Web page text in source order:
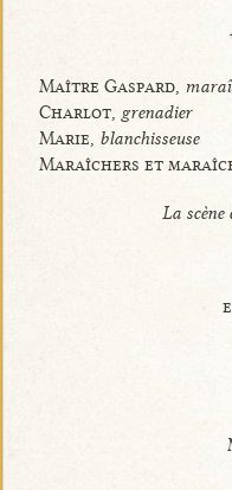
Maître Gaspard,
Charlot, grenadier
Marie, blanchisseuse
Maraîchers et
La scène